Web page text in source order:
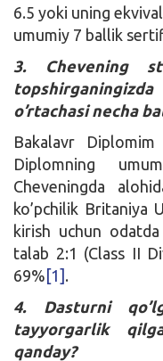
6.5 yoki uning
umumiy 7 ballik
3. Chevening
o’rtachasi necha
Bakalavr
Diplomning
Cheveningda
ko’pchilik Britaniya
kirish uchun
talab 2:1 (Class II
69% [1] .
4. Dasturni
tayyorgarlik
qanday?